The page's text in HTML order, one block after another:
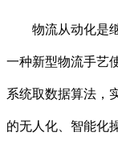
物流从动化是继
一种新型物流手艺
系统取数据算法，
的无人化、智能化